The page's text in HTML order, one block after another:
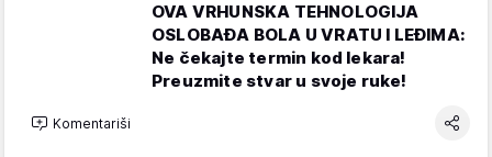
OVA VRHUNSKA TEHNOLOGIJA
OSLOBAĐA BOLA U VRATU I LEĐIMA:
Ne čekajte termin kod lekara!
Preuzmite stvar u svoje ruke!
Komentariši